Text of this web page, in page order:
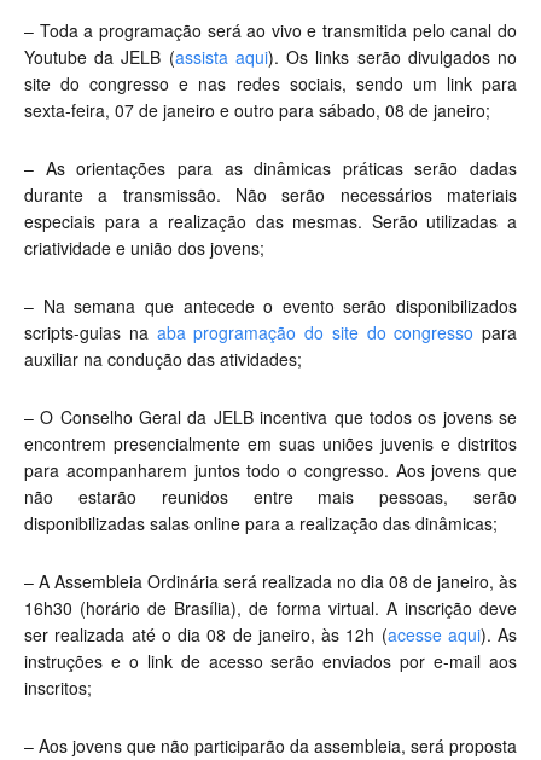
– Toda a programação será ao vivo e transmitida pelo canal do
Youtube da JELB (assista aqui). Os links serão divulgados no
site do congresso e nas redes sociais, sendo um link para
sexta-feira, 07 de janeiro e outro para sábado, 08 de janeiro;
– As orientações para as dinâmicas práticas serão dadas
durante a transmissão. Não serão necessários materiais
especiais para a realização das mesmas. Serão utilizadas a
criatividade e união dos jovens;
– Na semana que antecede o evento serão disponibilizados
scripts-guias na aba programação do site do congresso para
auxiliar na condução das atividades;
– O Conselho Geral da JELB incentiva que todos os jovens se
encontrem presencialmente em suas uniões juvenis e distritos
para acompanharem juntos todo o congresso. Aos jovens que
não estarão reunidos entre mais pessoas, serão
disponibilizadas salas online para a realização das dinâmicas;
– A Assembleia Ordinária será realizada no dia 08 de janeiro, às
16h30 (horário de Brasília), de forma virtual. A inscrição deve
ser realizada até o dia 08 de janeiro, às 12h (acesse aqui). As
instruções e o link de acesso serão enviados por e-mail aos
inscritos;
– Aos jovens que não participarão da assembleia, será proposta